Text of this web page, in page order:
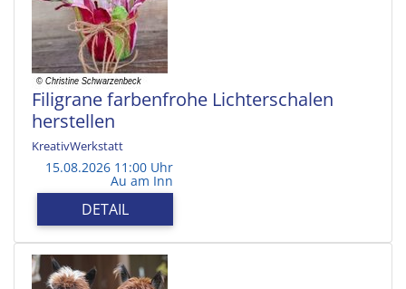
Filigrane farbenfrohe Lichterschalen
herstellen
KreativWerkstatt
15.08.2026 11:00 Uhr
Au am Inn
DETAIL